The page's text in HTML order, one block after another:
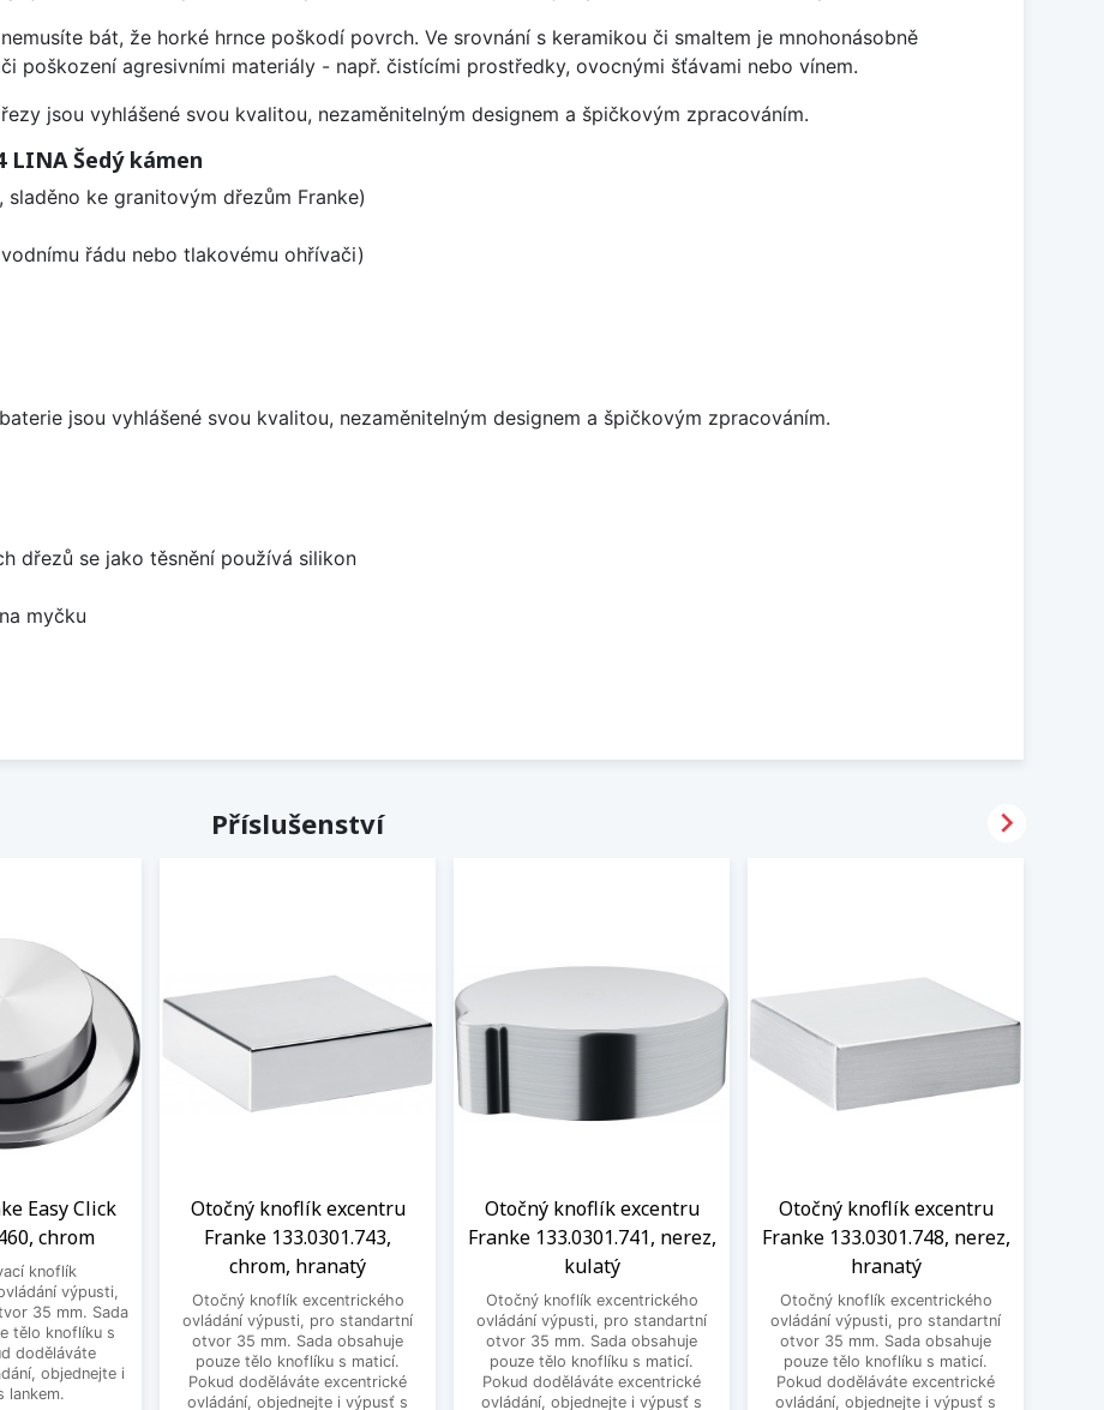
bát, že horké hrnce poškodí povrch. Ve srovnání s keramikou či smaltem je mnohonásobně
poškození agresivními materiály - např. čistícími prostředky, ovocnými šťávami nebo vínem.
jsou vyhlášené svou kvalitou, nezaměnitelným designem a špičkovým zpracováním.
LINA Šedý kámen
ke granitovým dřezům Franke)
řádu nebo tlakovému ohřívači)
jsou vyhlášené svou kvalitou, nezaměnitelným designem a špičkovým zpracováním.
dřezů se jako těsnění používá silikon
myčku
Příslušenství
Easy Click
chrom
knoflík
výpusti,
35 mm. Sada
tělo knoflíku s
doděláváte
objednejte i
lankem.
Otočný knoflík excentru
Franke 133.0301.743,
chrom, hranatý
Otočný knoflík excentrického
ovládání výpusti, pro standartní
otvor 35 mm. Sada obsahuje
pouze tělo knoflíku s maticí.
Pokud doděláváte excentrické
ovládání, objednejte i výpusť s
Otočný knoflík excentru
Franke 133.0301.741, nerez,
kulatý
Otočný knoflík excentrického
ovládání výpusti, pro standartní
otvor 35 mm. Sada obsahuje
pouze tělo knoflíku s maticí.
Pokud doděláváte excentrické
ovládání, objednejte i výpusť s
Otočný knoflík excentru
Franke 133.0301.748, nerez,
hranatý
Otočný knoflík excentrického
ovládání výpusti, pro standartní
otvor 35 mm. Sada obsahuje
pouze tělo knoflíku s maticí.
Pokud doděláváte excentrické
ovládání, objednejte i výpusť s
